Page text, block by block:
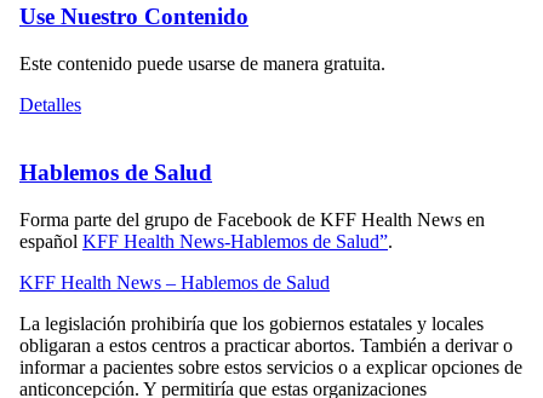
Use Nuestro Contenido
Este contenido puede usarse de manera gratuita.
Detalles
Hablemos de Salud
Forma parte del grupo de Facebook de KFF Health News en
español KFF Health News-Hablemos de Salud”.
KFF Health News – Hablemos de Salud
La legislación prohibiría que los gobiernos estatales y locales
obligaran a estos centros a practicar abortos. También a derivar o
informar a pacientes sobre estos servicios o a explicar opciones de
anticoncepción. Y permitiría que estas organizaciones